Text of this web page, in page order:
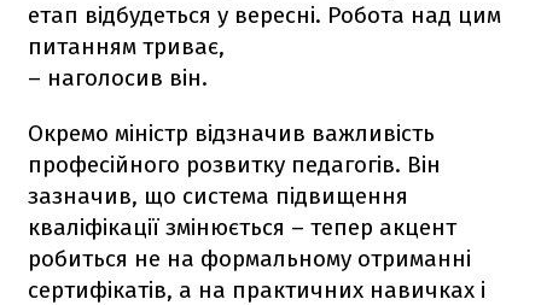
етап відбудеться у вересні. Робота над цим
питанням триває,
– наголосив він.
Окремо міністр відзначив важливість
професійного розвитку педагогів. Він
зазначив, що система підвищення
кваліфікації змінюється – тепер акцент
робиться не на формальному отриманні
сертифікатів, а на практичних навичках і